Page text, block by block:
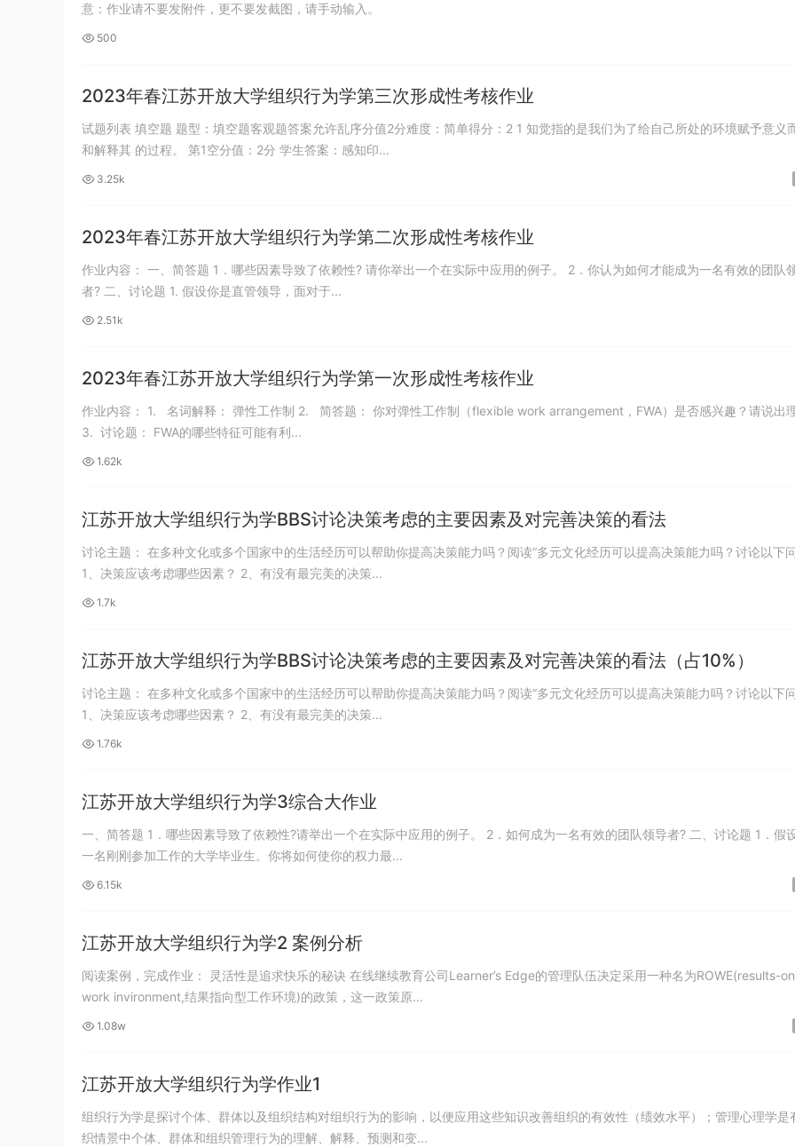
意：作业请不要发附件，更不要发截图，请手动输入。
500
2023年春江苏开放大学组织行为学第三次形成性考核作业
试题列表 填空题 题型：填空题客观题答案允许乱序分值2分难度：简单得分：2 1 知觉指的是我们为了给自己所处的环境赋予意义
和解释其 的过程。 第1空分值：2分 学生答案：感知印...
3.25k
2023年春江苏开放大学组织行为学第二次形成性考核作业
作业内容： 一、简答题 1．哪些因素导致了依赖性? 请你举出一个在实际中应用的例子。 2．你认为如何才能成为一名有效的团队领导
者? 二、讨论题 1. 假设你是直管领导，面对于...
2.51k
2023年春江苏开放大学组织行为学第一次形成性考核作业
作业内容： 1. 名词解释： 弹性工作制 2. 简答题： 你对弹性工作制（flexible work arrangement，FWA）是否感兴趣？请说出理由？
3. 讨论题： FWA的哪些特征可能有利...
1.62k
江苏开放大学组织行为学BBS讨论决策考虑的主要因素及对完善决策的看法
讨论主题： 在多种文化或多个国家中的生活经历可以帮助你提高决策能力吗？阅读“多元文化经历可以提高决策能力吗？讨论以下问题：
1、决策应该考虑哪些因素？ 2、有没有最完美的决策...
1.7k
江苏开放大学组织行为学BBS讨论决策考虑的主要因素及对完善决策的看法（占10%）
讨论主题： 在多种文化或多个国家中的生活经历可以帮助你提高决策能力吗？阅读“多元文化经历可以提高决策能力吗？讨论以下问题：
1、决策应该考虑哪些因素？ 2、有没有最完美的决策...
1.76k
江苏开放大学组织行为学3综合大作业
一、简答题 1．哪些因素导致了依赖性?请举出一个在实际中应用的例子。 2．如何成为一名有效的团队领导者? 二、讨论题 1．假
一名刚刚参加工作的大学毕业生。你将如何使你的权力最...
6.15k
江苏开放大学组织行为学2 案例分析
阅读案例，完成作业： 灵活性是追求快乐的秘诀 在线继续教育公司Learner’s Edge的管理队伍决定采用一种名为ROWE(results-
work invironment,结果指向型工作环境)的政策，这一政策原...
1.08w
江苏开放大学组织行为学作业1
组织行为学是探讨个体、群体以及组织结构对组织行为的影响，以便应用这些知识改善组织的有效性（绩效水平）；管理心理学是
织情景中个体、群体和组织管理行为的理解、解释、预测和变...